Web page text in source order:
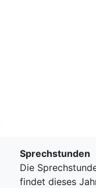
Sprechstunden
Die
findet dieses